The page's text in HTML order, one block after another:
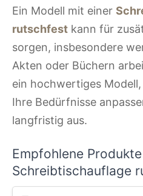
Ein Modell mit einer
rutschfest kann für
sorgen, insbesondere
Akten oder Büchern
ein hochwertiges
Ihre Bedürfnisse
langfristig aus.
Empfohlene
Schreibtischauflage